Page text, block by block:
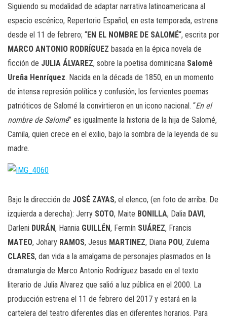
Siguiendo su modalidad de adaptar narrativa latinoamericana al
espacio escénico, Repertorio Español, en esta temporada, estrena
desde el 11 de febrero; “EN EL NOMBRE DE SALOMÉ“, escrita por
MARCO ANTONIO RODRÍGUEZ basada en la épica novela de
ficción de JULIA ÁLVAREZ, sobre la poetisa dominicana Salomé
Ureña Henríquez. Nacida en la década de 1850, en un momento
de intensa represión política y confusión; los fervientes poemas
patrióticos de Salomé la convirtieron en un icono nacional. “En el
nombre de Salomé” es igualmente la historia de la hija de Salomé,
Camila, quien crece en el exilio, bajo la sombra de la leyenda de su
madre.
Bajo la dirección de JOSÉ ZAYAS, el elenco, (en foto de arriba. De
izquierda a derecha): Jerry SOTO, Maite BONILLA, Dalia DAVI ,
Darleni DURÁN, Hannia GUILLÉN, Fermín SUÁREZ, Francis
MATEO, Johary RAMOS, Jesus MARTINEZ, Diana POU, Zulema
CLARES, dan vida a la amalgama de personajes plasmados en la
dramaturgia de Marco Antonio Rodríguez basado en el texto
literario de Julia Alvarez que salió a luz pública en el 2000. La
producción estrena el 11 de febrero del 2017 y estará en la
cartelera del teatro diferentes días en diferentes horarios. Para